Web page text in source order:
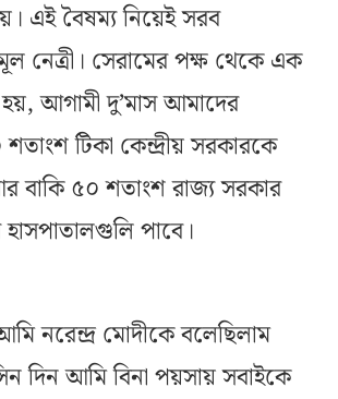
এই বৈষম্য নিয়েই সরব
নেত্রী। সেরামের পক্ষ থেকে এক
হয়, আগামী দু’মাস আমাদের
টিকা কেন্দ্রীয় সরকারকে
বাকি ৫০ শতাংশ রাজ্য সরকার
পাবে।
নরেন্দ্র মোদীকে বলেছিলাম
দিন আমি বিনা পয়সায় সবাইকে